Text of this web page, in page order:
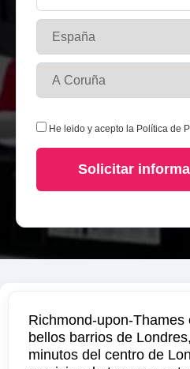
He leido y acepto la Política de
Solicitar
Richmond-upon-
bellos barrios de
minutos del centro de